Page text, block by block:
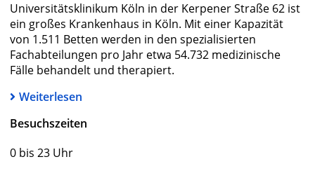
Universitätsklinikum Köln in der Kerpener Straße 62 ist
ein großes Krankenhaus in Köln. Mit einer Kapazität
von 1.511 Betten werden in den spezialisierten
Fachabteilungen pro Jahr etwa 54.732 medizinische
Fälle behandelt und therapiert.
Weiterlesen
Besuchszeiten
0 bis 23 Uhr